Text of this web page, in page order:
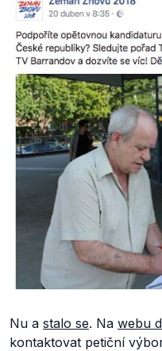
Nu a stalo se. Na webu
kontaktovat petiční